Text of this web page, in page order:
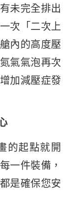
未完全排出
次「二次上
內的高度壓
氣氣泡再次
加減壓症發
的起點就開
一件裝備，
是確保您安